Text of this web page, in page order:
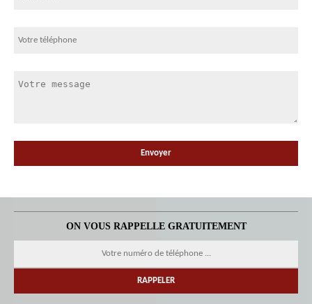
ON VOUS RAPPELLE GRATUITEMENT